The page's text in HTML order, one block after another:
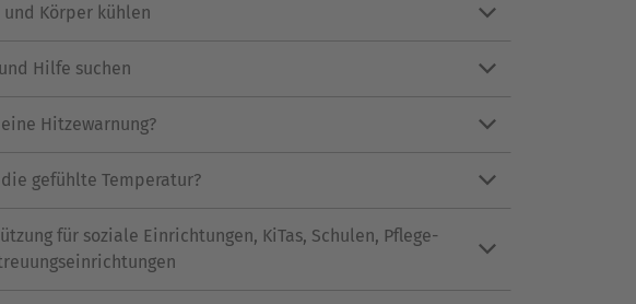
und Körper kühlen
Hilfe suchen
Hitzewarnung?
gefühlte Temperatur?
für soziale Einrichtungen, KiTas, Schulen, Pflege-